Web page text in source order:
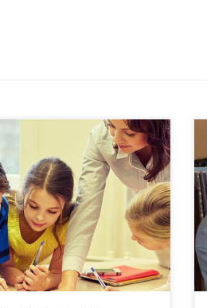
marihuany z Illinois
korzystać ze swojego leku w
sędzia John Robert Blakey
Surin po tym jak ona i jej
School District 54 i stan
prawo do stosowania
[…]